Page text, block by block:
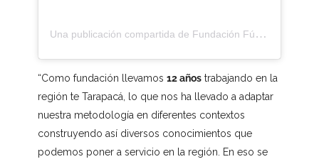
Una publicación compartida de Fundación Fútbol Más (@futbolmascl)
“Como fundación llevamos 12 añostrabajando en la
región te Tarapacá, lo que nos ha llevado a adaptar
nuestra metodología en diferentes contextos
construyendo así diversos conocimientos que
podemos poner a servicio en la región. En eso se